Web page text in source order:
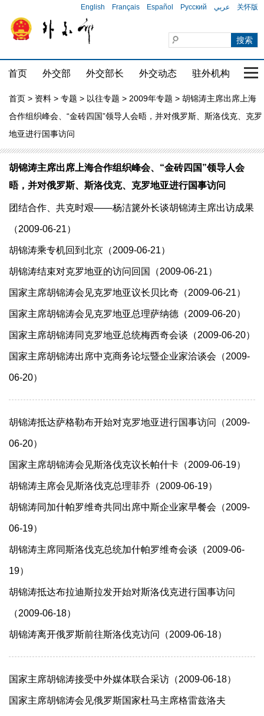
English Français Español Русский عربي 关怀版
首页 外交部 外交部长 外交动态 驻外机构 国
首页 > 资料 > 专题 > 以往专题 > 2009年专题 > 胡锦涛主席出席上海
合作组织峰会、“金砖四国”领导人会晤，并对俄罗斯、斯洛伐克、克罗
地亚进行国事访问
胡锦涛主席出席上海合作组织峰会、“金砖四国”领导人会
晤，并对俄罗斯、斯洛伐克、克罗地亚进行国事访问
团结合作、共克时艰——杨洁篪外长谈胡锦涛主席出访成果
（2009-06-21）
胡锦涛乘专机回到北京（2009-06-21）
胡锦涛结束对克罗地亚的访问回国（2009-06-21）
国家主席胡锦涛会见克罗地亚议长贝比奇（2009-06-21）
国家主席胡锦涛会见克罗地亚总理萨纳德（2009-06-20）
国家主席胡锦涛同克罗地亚总统梅西奇会谈（2009-06-20）
国家主席胡锦涛出席中克商务论坛暨企业家洽谈会（2009-
06-20）
胡锦涛抵达萨格勒布开始对克罗地亚进行国事访问（2009-
06-20）
国家主席胡锦涛会见斯洛伐克议长帕什卡（2009-06-19）
胡锦涛主席会见斯洛伐克总理菲乔（2009-06-19）
胡锦涛同加什帕罗维奇共同出席中斯企业家早餐会（2009-
06-19）
胡锦涛主席同斯洛伐克总统加什帕罗维奇会谈（2009-06-
19）
胡锦涛抵达布拉迪斯拉发开始对斯洛伐克进行国事访问
（2009-06-18）
胡锦涛离开俄罗斯前往斯洛伐克访问（2009-06-18）
国家主席胡锦涛接受中外媒体联合采访（2009-06-18）
国家主席胡锦涛会见俄罗斯国家杜马主席格雷兹洛夫